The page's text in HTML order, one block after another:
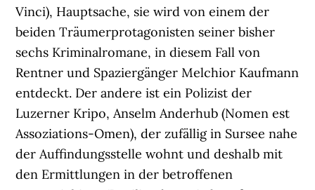
Vinci), Hauptsache, sie wird von einem der
beiden Träumerprotagonisten seiner bisher
sechs Kriminalromane, in diesem Fall von
Rentner und Spaziergänger Melchior Kaufmann
entdeckt. Der andere ist ein Polizist der
Luzerner Kripo, Anselm Anderhub (Nomen est
Assoziations-Omen), der zufällig in Sursee nahe
der Auffindungsstelle wohnt und deshalb mit
den Ermittlungen in der betroffenen